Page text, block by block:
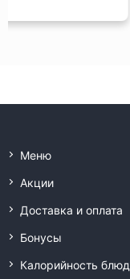
Меню
Акции
Доставка и оплата
Бонусы
Калорийность блюд